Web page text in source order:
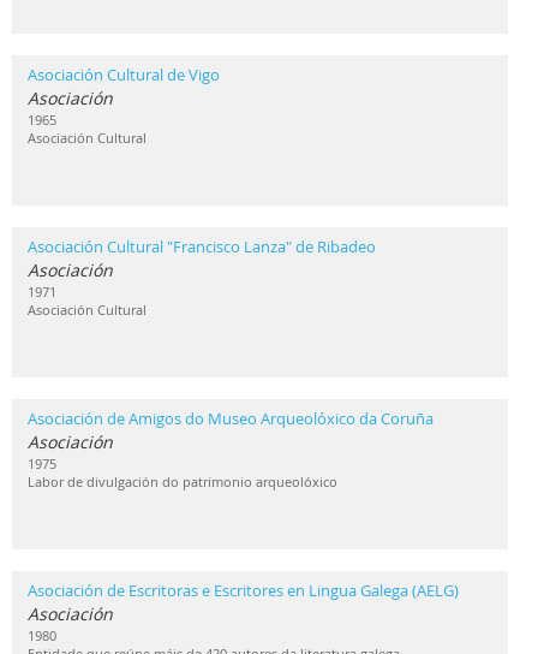
Asociación Cultural de Vigo
Asociación
1965
Asociación Cultural
Asociación Cultural "Francisco Lanza" de Ribadeo
Asociación
1971
Asociación Cultural
Asociación de Amigos do Museo Arqueolóxico da Coruña
Asociación
1975
Labor de divulgación do patrimonio arqueolóxico
Asociación de Escritoras e Escritores en Lingua Galega (AELG)
Asociación
1980